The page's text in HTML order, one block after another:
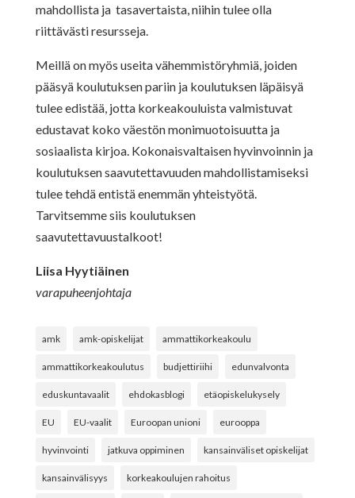
mahdollista ja tasavertaista, niihin tulee olla
riittävästi resursseja.
Meillä on myös useita vähemmistöryhmiä, joiden
pääsyä koulutuksen pariin ja koulutuksen läpäisyä
tulee edistää, jotta korkeakouluista valmistuvat
edustavat koko väestön monimuotoisuutta ja
sosiaalista kirjoa. Kokonaisvaltaisen hyvinvoinnin ja
koulutuksen saavutettavuuden mahdollistamiseksi
tulee tehdä entistä enemmän yhteistyötä.
Tarvitsemme siis koulutuksen
saavutettavuustalkoot!
Liisa Hyytiäinen
varapuheenjohtaja
amk amk-opiskelijat ammattikorkeakoulu
ammattikorkeakoulutus budjettiriihi edunvalvonta
eduskuntavaalit ehdokasblogi etäopiskelukysely
EU EU-vaalit Euroopan unioni eurooppa
hyvinvointi jatkuva oppiminen kansainväliset opiskelijat
kansainvälisyys korkeakoulujen rahoitus